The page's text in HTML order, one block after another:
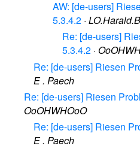
AW: [de-users]
5.3.4.2 ·
Re: [de-users]
5.3.4.2 ·
Re: [de-users] Riesen
E . Paech
Re: [de-users] Riesen
OoOHWHOoO
Re: [de-users] Riesen
E . Paech